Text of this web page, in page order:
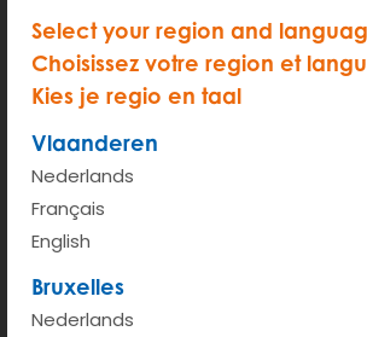
Select your region and
Choisissez votre region et
Kies je regio en taal
Vlaanderen
Nederlands
Français
English
Bruxelles
Nederlands
Tarif horaire (de 6h à 00h)
Taux kilométrique <100km